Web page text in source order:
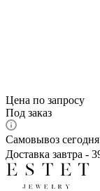
Цена по запросу
Под заказ
Самовывоз
Доставка завтра -